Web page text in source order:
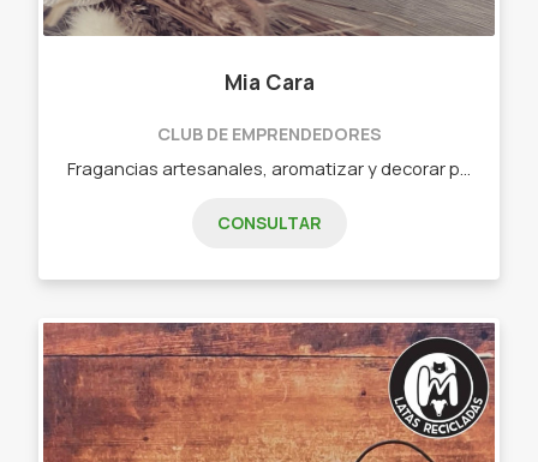
Mia Cara
CLUB DE EMPRENDEDORES
CONSULTAR